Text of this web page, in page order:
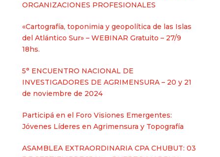
ORGANIZACIONES PROFESIONALES
«Cartografía, toponimia y geopolítica de las Islas
del Atlántico Sur» – WEBINAR Gratuito – 27/9
18hs.
5° ENCUENTRO NACIONAL DE
INVESTIGADORES DE AGRIMENSURA – 20 y 21
de noviembre de 2024
Participá en el Foro Visiones Emergentes:
Jóvenes Líderes en Agrimensura y Topografía
ASAMBLEA EXTRAORDINARIA CPA CHUBUT: 03